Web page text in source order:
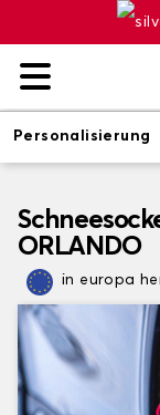
Personalisierung
ORLANDO
in europa